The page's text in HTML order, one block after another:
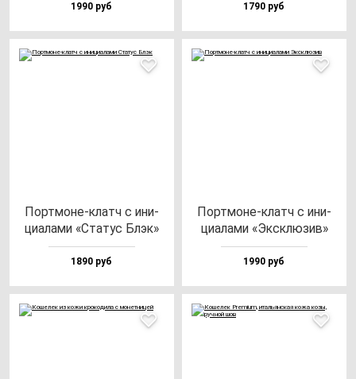
1990 руб 1790 руб
Пор­тмо­не-клатч с ини­
ци­ала­ми «Ста­тус Блэк»
1890 руб
Пор­тмо­не-клатч с ини­
ци­ала­ми «Эксклю­зив»
1990 руб